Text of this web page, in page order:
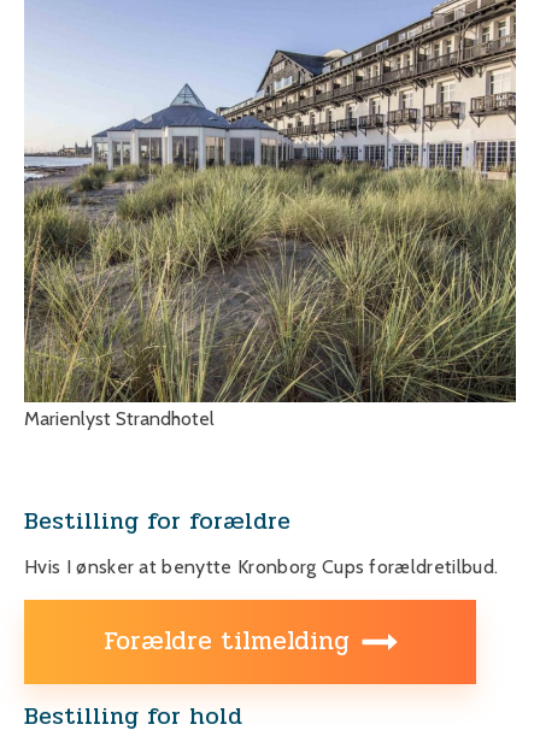
Marienlyst Strandhotel
Bestilling for forældre
Hvis I ønsker at benytte Kronborg Cups forældretilbud.
Forældre tilmelding
Bestilling for hold